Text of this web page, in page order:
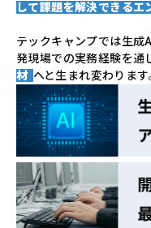
して課題を解決できるエ
テックキャンプでは生成
発現場での実務経験を通
材 へと生まれ変わります